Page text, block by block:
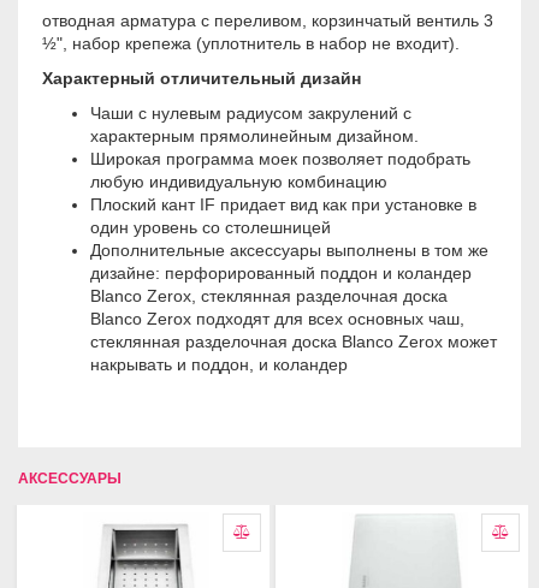
отводная арматура с переливом, корзинчатый вентиль 3
½", набор крепежа (уплотнитель в набор не входит).
Характерный отличительный дизайн
Чаши с нулевым радиусом закрулений с
характерным прямолинейным дизайном.
Широкая программа моек позволяет подобрать
любую индивидуальную комбинацию
Плоский кант IF придает вид как при установке в
один уровень со столешницей
Дополнительные аксессуары выполнены в том же
дизайне: перфорированный поддон и коландер
Blanco Zerox, стеклянная разделочная доска
Blanco Zerox подходят для всех основных чаш,
стеклянная разделочная доска Blanco Zerox может
накрывать и поддон, и коландер
АКСЕССУАРЫ